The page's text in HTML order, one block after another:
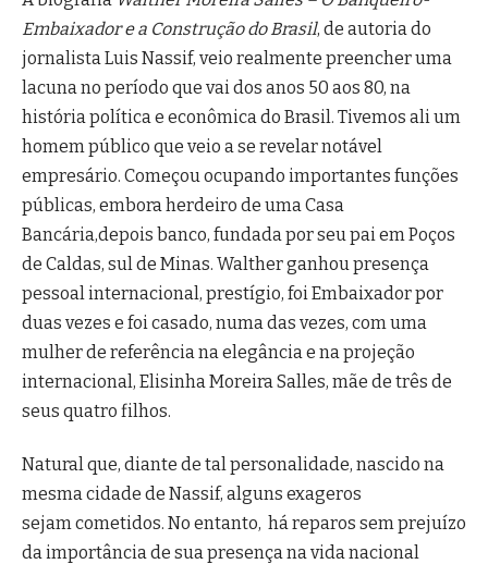
Embaixador e a Construção do Brasil, de autoria do
jornalista Luis Nassif, veio realmente preencher uma
lacuna no período que vai dos anos 50 aos 80, na
história política e econômica do Brasil. Tivemos ali um
homem público que veio a se revelar notável
empresário. Começou ocupando importantes funções
públicas, embora herdeiro de uma Casa
Bancária,depois banco, fundada por seu pai em Poços
de Caldas, sul de Minas. Walther ganhou presença
pessoal internacional, prestígio, foi Embaixador por
duas vezes e foi casado, numa das vezes, com uma
mulher de referência na elegância e na projeção
internacional, Elisinha Moreira Salles, mãe de três de
seus quatro filhos.
Natural que, diante de tal personalidade, nascido na
mesma cidade de Nassif, alguns exageros
sejam cometidos. No entanto, há reparos sem prejuízo
da importância de sua presença na vida nacional